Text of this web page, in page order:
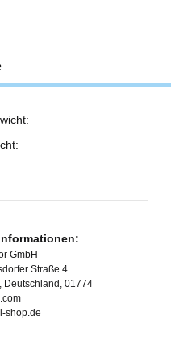
GmbH
Straße 4
Deutschland, 01774
shop.de